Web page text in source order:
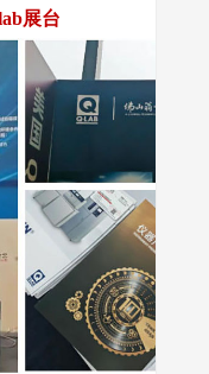
展台